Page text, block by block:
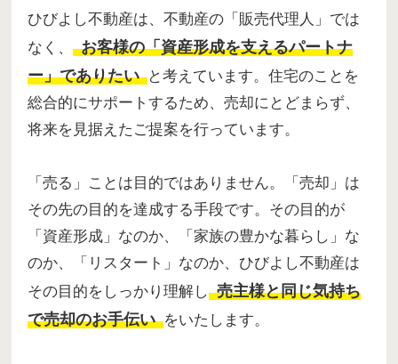
ひびよし不動産は、不動産の「販売代理人」では
なく、 お客様の「資産形成を支えるパートナ
ー」でありたい
と考えています。住宅のことを
総合的にサポートするため、売却にとどまらず、
将来を見据えたご提案を行っています。
「売る」ことは目的ではありません。「売却」は
その先の目的を達成する手段です。その目的が
「資産形成」なのか、「家族の豊かな暮らし」な
のか、「リスタート」なのか、ひびよし不動産は
その目的をしっかり理解し 売主様と同じ気持ち
で売却のお手伝い をいたします。